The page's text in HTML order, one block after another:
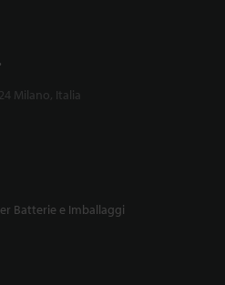
Milano, Italia
Batterie e Imballaggi